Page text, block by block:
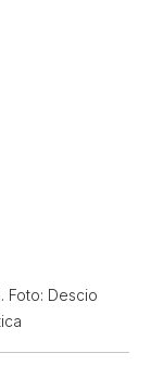
Foto: Descio